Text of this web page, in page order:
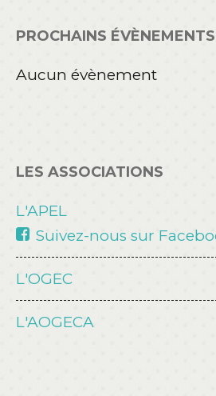
PROCHAINS ÉVÈNEMENTS
Aucun évènement
LES ASSOCIATIONS
L'APEL
Suivez-nous sur
L'OGEC
L'AOGECA